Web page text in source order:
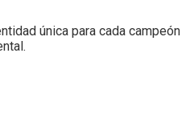
única para cada campeón